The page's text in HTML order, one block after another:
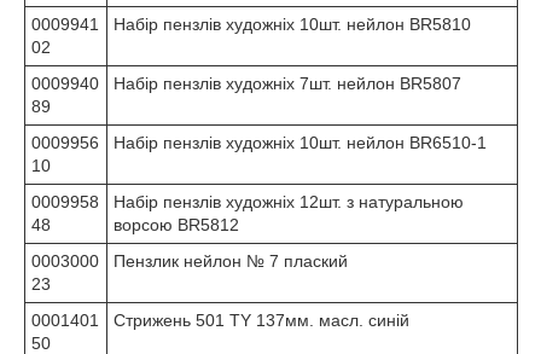
0009941
02
Набір пензлів художніх 10шт. нейлон BR5810
0009940
89
Набір пензлів художніх 7шт. нейлон BR5807
0009956
10
Набір пензлів художніх 10шт. нейлон BR6510-1
0009958
48
Набір пензлів художніх 12шт. з натуральною
ворсою BR5812
0003000
23
Пензлик нейлон № 7 плаский
0001401
50
Стрижень 501 TY 137мм. масл. синій